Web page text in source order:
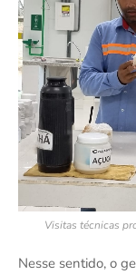
Visitas técnicas
Nesse sentido, o